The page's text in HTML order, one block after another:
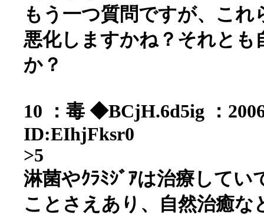
もう一つ質問ですが、こ
悪化しますかね？それとも
か？
10 ：毒 ◆BCjH.6d5ig ：
ID:EIhjFksr0
>5
淋菌やｸﾗﾐｼﾞｱは治療して
ことさえあり、自然治癒な